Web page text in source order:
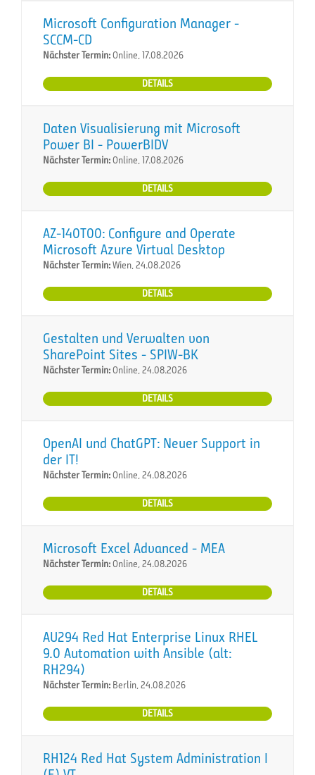
Microsoft Configuration Manager -
SCCM-CD
Nächster Termin:Online, 17.08.2026
DETAILS
Daten Visualisierung mit Microsoft
Power BI - PowerBIDV
Nächster Termin:Online, 17.08.2026
DETAILS
AZ-140T00: Configure and Operate
Microsoft Azure Virtual Desktop
Nächster Termin:Wien, 24.08.2026
DETAILS
Gestalten und Verwalten von
SharePoint Sites - SPIW-BK
Nächster Termin:Online, 24.08.2026
DETAILS
OpenAI und ChatGPT: Neuer Support in
der IT!
Nächster Termin:Online, 24.08.2026
DETAILS
Microsoft Excel Advanced - MEA
Nächster Termin:Online, 24.08.2026
DETAILS
AU294 Red Hat Enterprise Linux RHEL
9.0 Automation with Ansible (alt:
RH294)
Nächster Termin: Berlin, 24.08.2026
DETAILS
RH124 Red Hat System Administration I